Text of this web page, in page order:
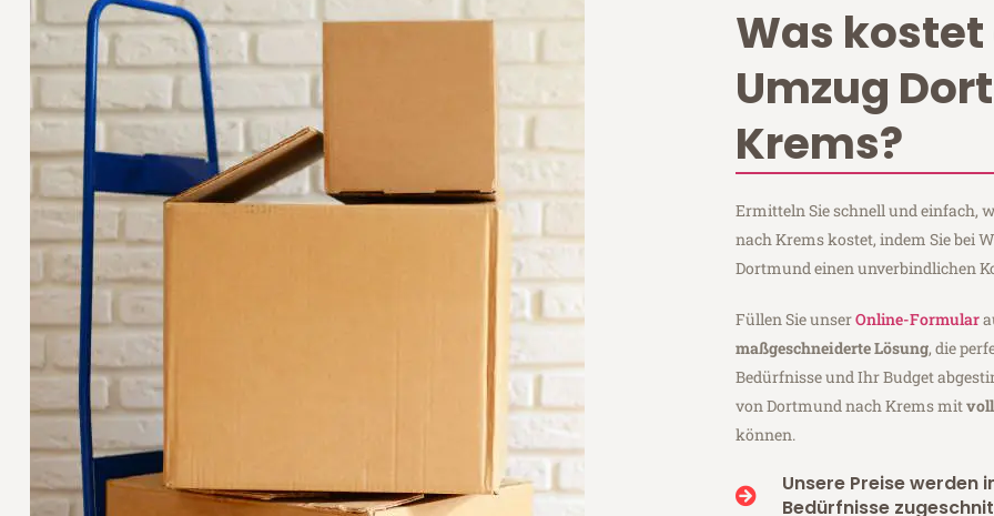
Was kostet
Umzug
Krems?
Ermitteln Sie schnell und einfach,
nach Krems kostet, indem Sie bei
Dortmund einen unverbindlichen
Füllen Sie unserOnline-Formular
maßgeschneiderte Lösung, die
Bedürfnisse und Ihr Budget
von Dortmund nach Krems mit
können.
Unsere Preise werden
Bedürfnisse